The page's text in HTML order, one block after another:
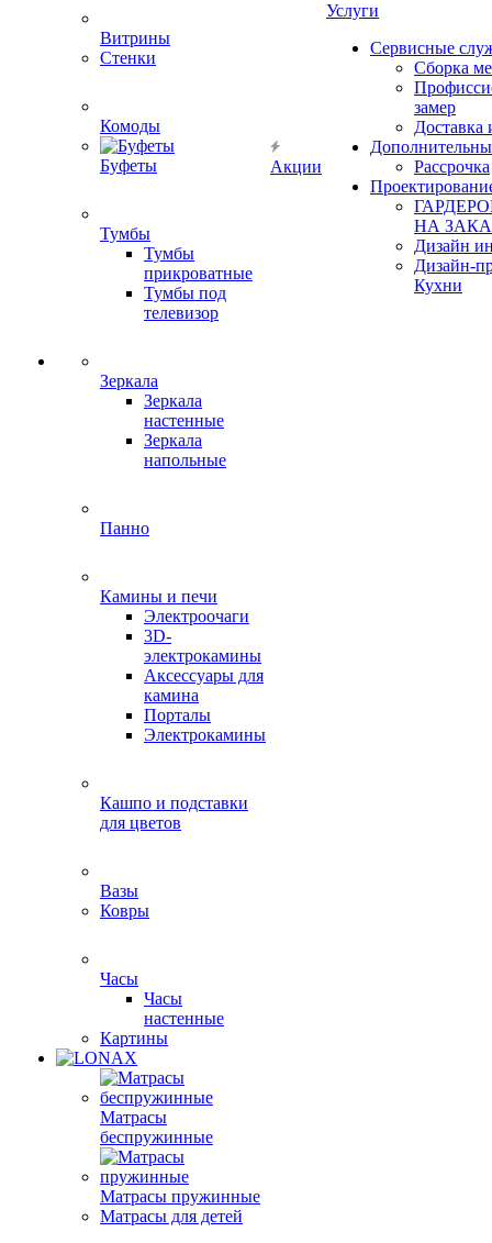
Витрины
Стенки
Комоды
Буфеты
Тумбы
Тумбы
прикроватные
Тумбы под
телевизор
Зеркала
Зеркала
настенные
Зеркала
напольные
Панно
Камины и печи
Электроочаги
3D-
электрокамины
Аксессуары для
камина
Порталы
Электрокамины
Кашпо и подставки
для цветов
Вазы
Ковры
Часы
Часы
настенные
Картины
Матрасы
беспружинные
Матрасы пружинные
Матрасы для детей
Акции
Услуги
Сервисные
Сборка
замер
Доставка
Рассрочка
НА
Дизайн
Дизайн-
Кухни